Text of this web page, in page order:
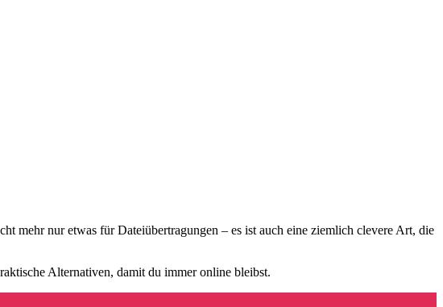
mehr nur etwas für Dateiübertragungen – es ist auch eine ziemlich clevere Art, die
Alternativen, damit du immer online bleibst.